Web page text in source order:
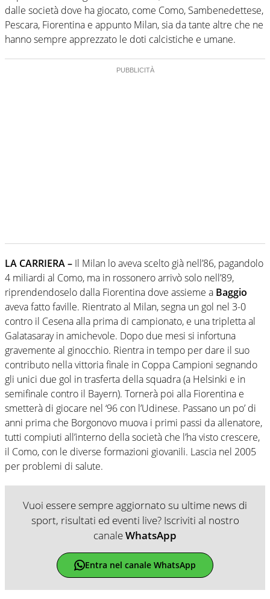
dalle società dove ha giocato, come Como, Sambenedettese,
Pescara, Fiorentina e appunto Milan, sia da tante altre che ne
hanno sempre apprezzato le doti calcistiche e umane.
LA CARRIERA – Il Milan lo aveva scelto già nell’86, pagandolo
4 miliardi al Como, ma in rossonero arrivò solo nell’89,
riprendendoselo dalla Fiorentina dove assieme a Baggio
aveva fatto faville. Rientrato al Milan, segna un gol nel 3-0
contro il Cesena alla prima di campionato, e una tripletta al
Galatasaray in amichevole. Dopo due mesi si infortuna
gravemente al ginocchio. Rientra in tempo per dare il suo
contributo nella vittoria finale in Coppa Campioni segnando
gli unici due gol in trasferta della squadra (a Helsinki e in
semifinale contro il Bayern). Tornerà poi alla Fiorentina e
smetterà di giocare nel ‘96 con l’Udinese. Passano un po’ di
anni prima che Borgonovo muova i primi passi da allenatore,
tutti compiuti all’interno della società che l’ha visto crescere,
il Como, con le diverse formazioni giovanili. Lascia nel 2005
per problemi di salute.
Vuoi essere sempre aggiornato su ultime news di
sport, risultati ed eventi live? Iscriviti al nostro
canaleWhatsApp
Entra nel canale WhatsApp